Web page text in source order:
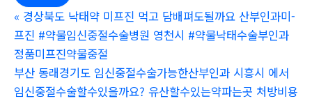
« 경상북도 낙태약 미프진 먹고 담배펴도될까요 산부인과미­
프진 #약물임신중절수술병원 영천시 #약물낙태수술부인과
정품미프진약물중절
부산 동래경기도 임신중절수술가능한산부인과 시흥시 에서
임신중절수술할수있을까요? 유산할수있는약파는곳 처방비용